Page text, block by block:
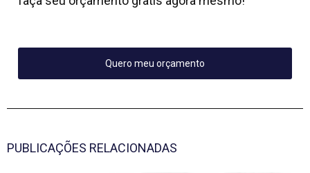
Quero meu orçamento
PUBLICAÇÕES RELACIONADAS